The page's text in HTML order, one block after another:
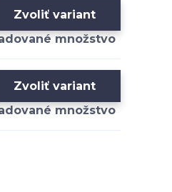
Zvoliť variant
Zvoliť variant